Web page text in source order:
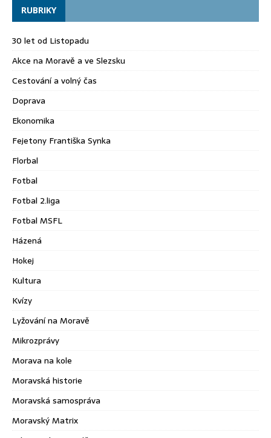
RUBRIKY
30 let od Listopadu
Akce na Moravě a ve Slezsku
Cestování a volný čas
Doprava
Ekonomika
Fejetony Františka Synka
Florbal
Fotbal
Fotbal 2.liga
Fotbal MSFL
Házená
Hokej
Kultura
Kvízy
Lyžování na Moravě
Mikrozprávy
Morava na kole
Moravská historie
Moravská samospráva
Moravský Matrix